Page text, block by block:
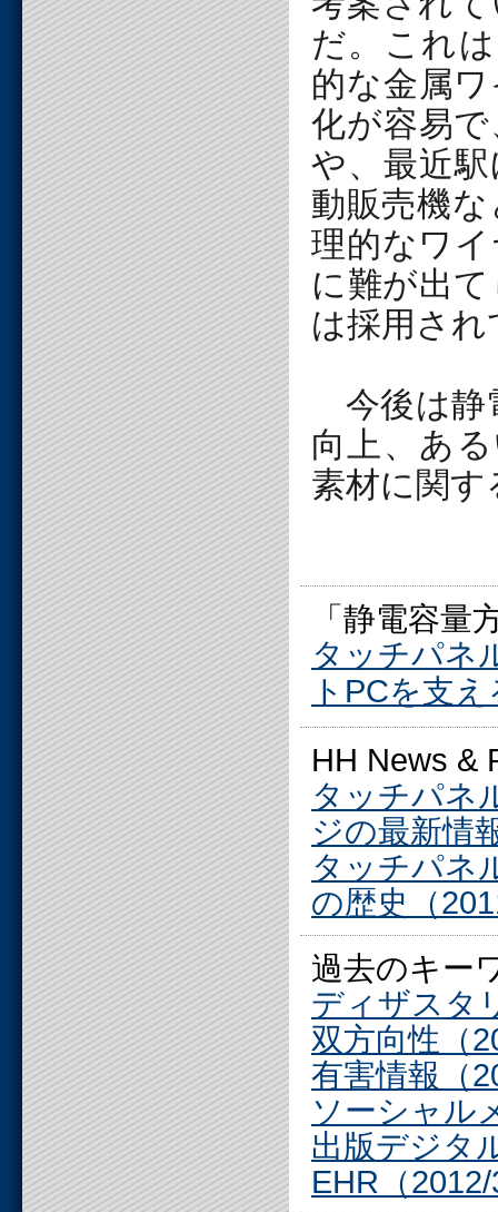
だ。これ
的な金属
化が容易
や、最近
動販売機
理的なワ
に難が出
は採用さ
今後は静
向上、あ
素材に関す
「静電容量
タッチパネ
トPCを支
HH News
タッチパネ
ジの最新情
タッチパネ
の歴史（
過去のキー
ディザスタ
双方向性（
有害情報（
ソーシャル
出版デジタ
EHR（